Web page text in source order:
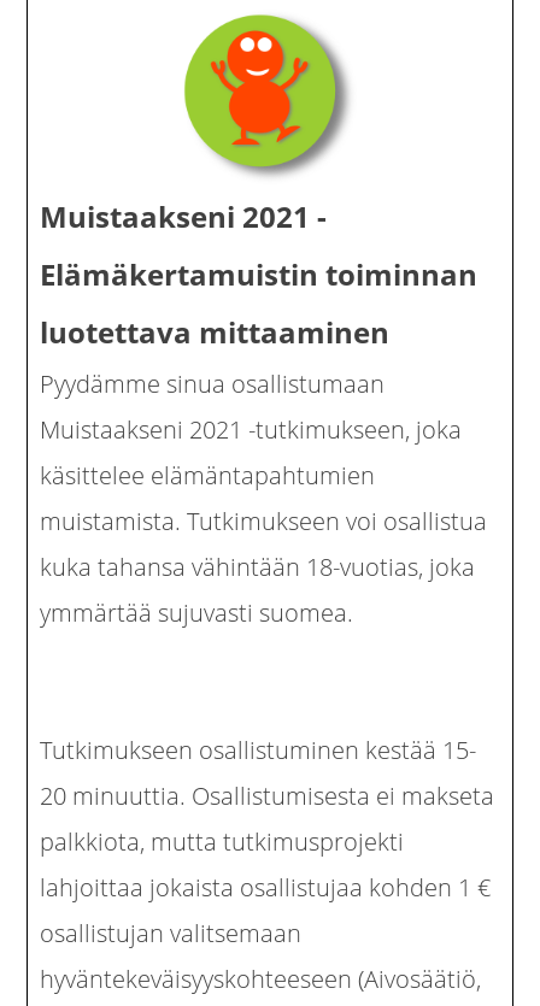
Muistaakseni 2021 -
Elämäkertamuistin toiminnan
luotettava mittaaminen
Pyydämme sinua osallistumaan
Muistaakseni 2021 -tutkimukseen, joka
käsittelee elämäntapahtumien
muistamista. Tutkimukseen voi osallistua
kuka tahansa vähintään 18-vuotias, joka
ymmärtää sujuvasti suomea.
Tutkimukseen osallistuminen kestää 15-
20 minuuttia. Osallistumisesta ei makseta
palkkiota, mutta tutkimusprojekti
lahjoittaa jokaista osallistujaa kohden 1 €
osallistujan valitsemaan
hyväntekeväisyyskohteeseen (Aivosäätiö,